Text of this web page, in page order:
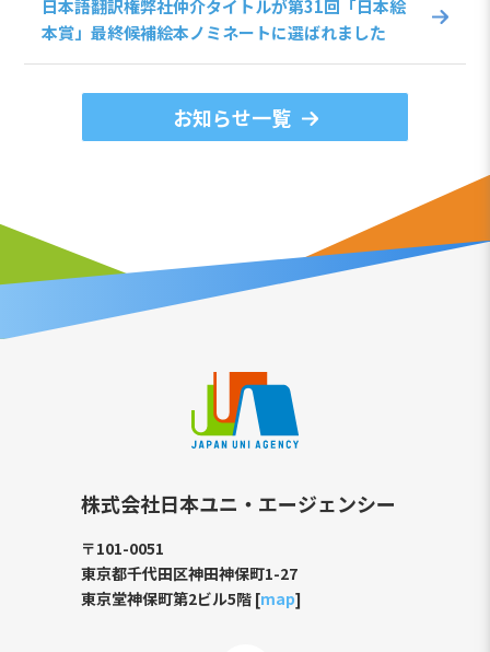
日本語翻訳権弊社仲介タイトルが第31回「日本絵
本賞」最終候補絵本ノミネートに選ばれました
お知らせ一覧
株式会社日本ユニ・エージェンシー
〒101-0051
東京都千代田区神田神保町1-27
東京堂神保町第2ビル5階 [map]